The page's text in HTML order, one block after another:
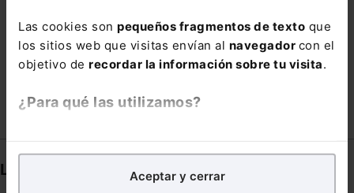
Las cookies son pequeños fragmentos de texto que
los sitios web que visitas envían al navegador con el
objetivo de recordar la información sobre tu visita.
¿Para qué las utilizamos?
analíticospara tratar demejorar tu experienciaen
nuestra página web. También con fines publicitarios,
Aceptar y cerrar
TARJETA BANCARIA TRIBUNAL MILITAR CENTRAL
VIUDEDAD
Links directos